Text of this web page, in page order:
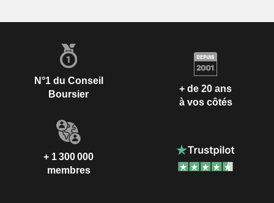
N°1 du Conseil
Boursier
+ de 20 ans
à vos côtés
+ 1 300 000
membres